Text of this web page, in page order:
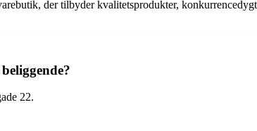
der tilbyder kvalitetsprodukter,
22.